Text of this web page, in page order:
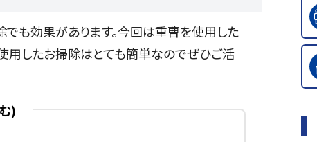
も効果があります。今回は重曹を使用した
用したお掃除はとても簡単なのでぜひご活